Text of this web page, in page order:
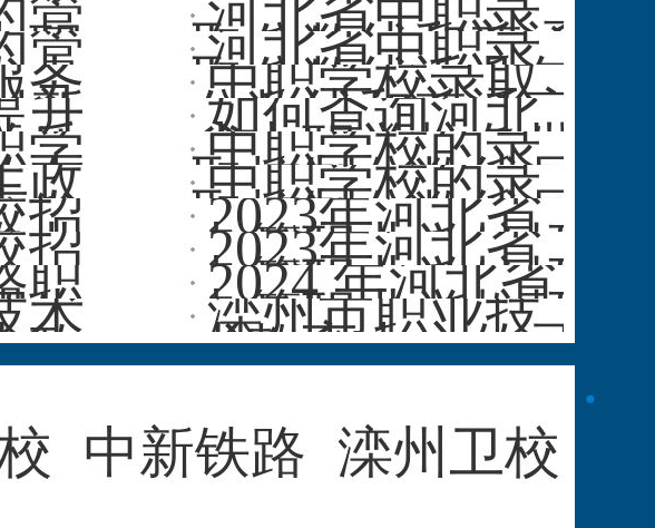
管
职
的
管
中
动
务
新
中
升
质
学
有
政
发
？
招
业
招
职
生
术
政
河北省中职录
取分数线和普通
高考录取分数线
相比如何···
河北省中职录
取分数线近几年
的变化趋势是怎
样的？
中职学校录取
分数线和普通高
中录取分数线有
什么区别···
如何查询河北
省中职学校各批
次的录取控制分
数线？
中职学校的录
取控制分数线是
否会受到报考人
数的影响···
中职学校的录
取控制分数线是
否会因地区而
异？
2023年河北省
中等职业学校招
生各批各类录取
控制···
2023年河北省
中等职业学校招
生各批各类录取
控制···
2024 年河北省
中等职业学校招
生各批各类录取
控···
滦州市职业技
术教育中心的录
取分数线是多
少？
中新铁路 滦州卫校